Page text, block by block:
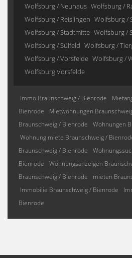
Wolfsburg / Neuhaus Wolfsburg /
Wolfsburg / Reislingen Wolfsburg /
Wolfsburg / Stadtmitte Wolfsburg /
Wolfsburg / Sülfeld Wolfsburg /
Wolfsburg / Vorsfelde Wolfsburg /
Wolfsburg Vorsfelde
Immo Braunschweig / Bienrode
Bienrode
Mietwohnungen
Braunschweig / Bienrode
Wohnungen
Wohnung miete Braunschweig /
Braunschweig / Bienrode
Bienrode
Wohnungsanzeigen
Braunschweig / Bienrode
mieten
Immobilie Braunschweig / Bienrode
Bienrode